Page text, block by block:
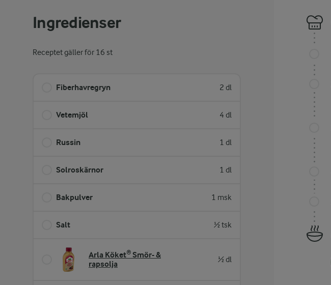
Ingredienser
Receptet gäller för 16 st
Fiberhavregryn 2 dl
Vetemjöl 4 dl
Russin 1 dl
Solroskärnor 1 dl
Bakpulver 1 msk
Salt ½ tsk
Arla Köket® Smör- &
rapsolja
½ dl